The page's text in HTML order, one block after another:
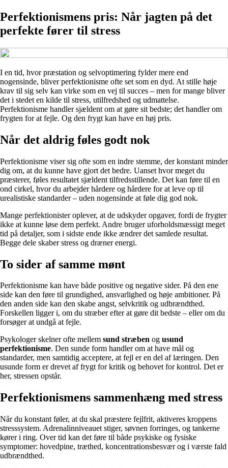
Perfektionismens pris: Når jagten på det
perfekte fører til stress
I en tid, hvor præstation og selvoptimering fylder mere end
nogensinde, bliver perfektionisme ofte set som en dyd. At stille høje
krav til sig selv kan virke som en vej til succes – men for mange bliver
det i stedet en kilde til stress, utilfredshed og udmattelse.
Perfektionisme handler sjældent om at gøre sit bedste; det handler om
frygten for at fejle. Og den frygt kan have en høj pris.
Når det aldrig føles godt nok
Perfektionisme viser sig ofte som en indre stemme, der konstant minder
dig om, at du kunne have gjort det bedre. Uanset hvor meget du
præsterer, føles resultatet sjældent tilfredsstillende. Det kan føre til en
ond cirkel, hvor du arbejder hårdere og hårdere for at leve op til
urealistiske standarder – uden nogensinde at føle dig god nok.
Mange perfektionister oplever, at de udskyder opgaver, fordi de frygter
ikke at kunne løse dem perfekt. Andre bruger uforholdsmæssigt meget
tid på detaljer, som i sidste ende ikke ændrer det samlede resultat.
Begge dele skaber stress og dræner energi.
To sider af samme mønt
Perfektionisme kan have både positive og negative sider. På den ene
side kan den føre til grundighed, ansvarlighed og høje ambitioner. På
den anden side kan den skabe angst, selvkritik og udbrændthed.
Forskellen ligger i, om du stræber efter at gøre dit bedste – eller om du
forsøger at undgå at fejle.
Psykologer skelner ofte mellem sund stræben og usund
perfektionisme. Den sunde form handler om at have mål og
standarder, men samtidig acceptere, at fejl er en del af læringen. Den
usunde form er drevet af frygt for kritik og behovet for kontrol. Det er
her, stressen opstår.
Perfektionismens sammenhæng med stress
Når du konstant føler, at du skal præstere fejlfrit, aktiveres kroppens
stresssystem. Adrenalinniveauet stiger, søvnen forringes, og tankerne
kører i ring. Over tid kan det føre til både psykiske og fysiske
symptomer: hovedpine, træthed, koncentrationsbesvær og i værste fald
udbrændthed.